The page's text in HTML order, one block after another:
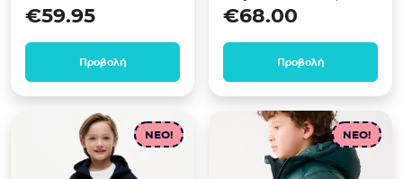
€59.95
Προβολή
μεταλιζέ σκούρο
€68.00
Προβολή
NEO! NEO!